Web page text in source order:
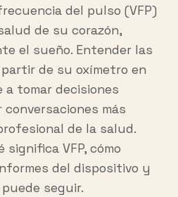
del pulso (VFP)
de su corazón,
el sueño. Entender las
de su oxímetro en
tomar decisiones
más
de la salud.
VFP, cómo
del dispositivo y
seguir.